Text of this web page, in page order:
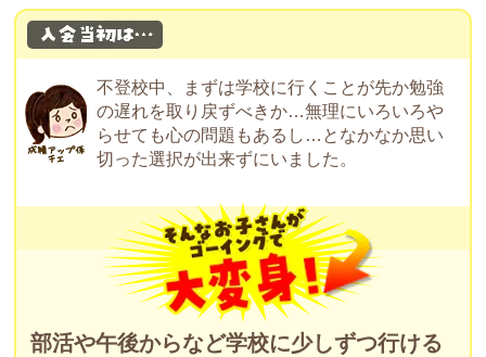
不登校中、まずは学校に行くことが先か勉強
の遅れを取り戻ずべきか…無理にいろいろや
らせても心の問題もあるし…となかなか思い
切った選択が出来ずにいました。
部活や午後からなど学校に少しずつ行ける